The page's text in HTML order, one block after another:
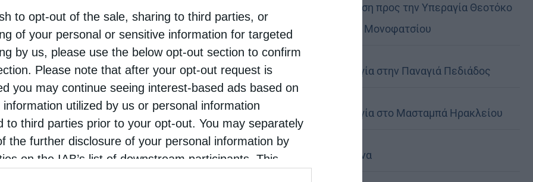
to opt-out of the sale, sharing to third parties, or
of your personal or sensitive information for targeted
by us, please use the below opt-out section to confirm
Please note that after your opt-out request is
you may continue seeing interest-based ads based on
information utilized by us or personal information
to third parties prior to your opt-out. You may separately
the further disclosure of your personal information by
on the IAB’s list of downstream participants. This
Χριστιανούς
διάρκεια του
χριστιανούς.
Ιερά Παράκληση προς την Υπεραγία Θεοτόκο
στα Φαβριανά Μονοφατσίου
Θεία Λειτουργία στην Παναγιά Πεδιάδος
Θεία Λειτουργία στο Μασταμπά Ηρακλείου
Τα Ιερά Κείμενα